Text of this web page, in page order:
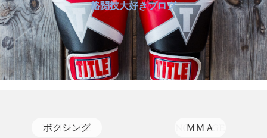
格闘技大好きブログ
ボクシング ＭＭＡ